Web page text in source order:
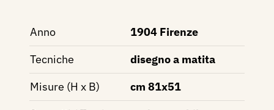
Anno
1904 Firenze
Tecniche
disegno a matita
Misure (H x B)
cm 81x51